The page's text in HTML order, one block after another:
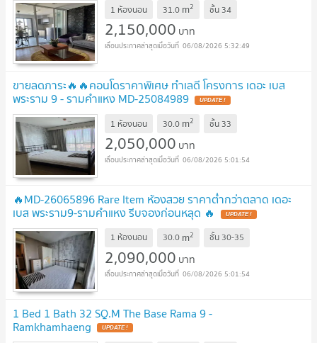
1 ห้องนอน 31.0 m2 ชั้น 34
2,150,000 บาท
06/08/2026 5:32:49
ขายลดภาระ🔥🔥คอนโดราคาพิเศษ ทำเลดี โครงการ เดอะ เบส
พระราม 9 - รามคำแหง MD-25084989 UPDATE !
1 ห้องนอน 30.0 m2 ชั้น 33
2,050,000 บาท
06/08/2026 5:01:54
🔥MD-26065896 Rare Item ห้องสวย ราคาต่ำกว่าตลาด เดอะ
เบส พระราม9-รามคำแหง รีบจองก่อนหลุด 🔥 UPDATE !
1 ห้องนอน 30.0 m2 ชั้น 30-35
2,090,000 บาท
06/08/2026 5:01:54
1 Bed 1 Bath 32 SQ.M The Base Rama 9 -
Ramkhamhaeng UPDATE !